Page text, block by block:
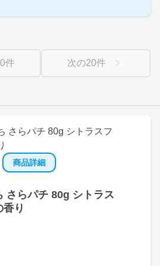
商品詳細
さらパチ 80g シトラス
香り
件 次の20件